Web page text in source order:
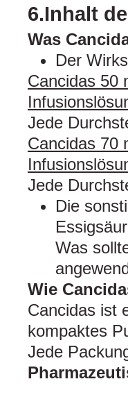
6.Inhalt
Was
Der
Cancidas 50
Jede
Cancidas 70
Jede
Die
Was
Wie
Cancidas ist
kompaktes
Jede